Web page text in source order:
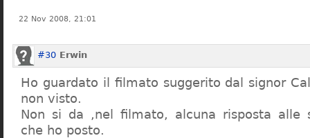
22 Nov 2008, 21:01
#30 Erwin
Ho guardato il filmato suggerito dal signor
non visto.
Non si da ,nel filmato, alcuna risposta alle
che ho posto.